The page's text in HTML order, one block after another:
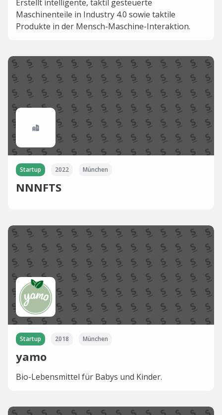
Erstellt intelligente, taktil gesteuerte
Maschinenteile in Industry 4.0 sowie taktile
Produkte in der Mensch-Maschine-Interaktion.
Startup 2022 München
NNNFTS
Startup 2018 München
yamo
Bio-Lebensmittel für Babys und Kinder.